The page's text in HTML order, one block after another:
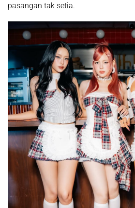
pasangan tak setia.